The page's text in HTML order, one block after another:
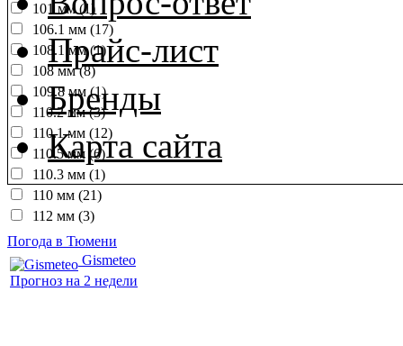
101 мм (1)
106.1 мм (17)
108.1 мм (1)
108 мм (8)
109.8 мм (1)
110.2 мм (3)
110.1 мм (12)
110.5 мм (6)
110.3 мм (1)
110 мм (21)
112 мм (3)
Прайс-лист
Бренды
Карта сайта
Погода в Тюмени
Gismeteo
Прогноз на 2 недели